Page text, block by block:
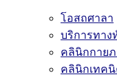
โอสถศาลา
บริการทาง
คลินิกกาย
คลินิกเทค